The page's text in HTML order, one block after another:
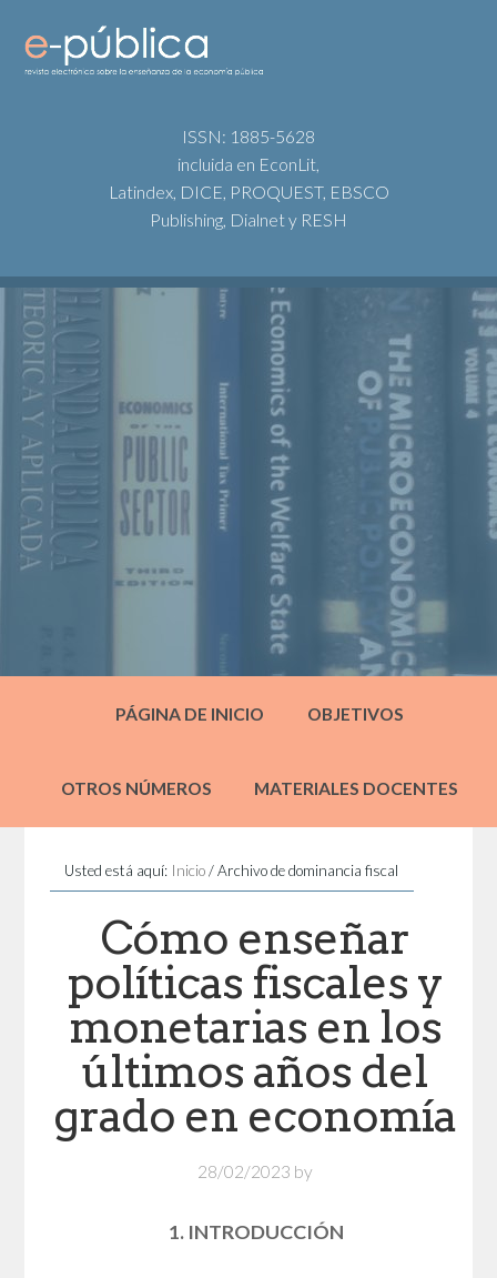
ISSN: 1885-5628
incluida en EconLit,
Latindex, DICE, PROQUEST, EBSCO
Publishing, Dialnet y RESH
PÁGINA DE INICIO OBJETIVOS
OTROS NÚMEROS MATERIALES DOCENTES
Usted está aquí: Inicio /Archivo de dominancia fiscal
Cómo enseñar
políticas fiscales y
monetarias en los
últimos años del
grado en economía
28/02/2023 by
1. INTRODUCCIÓN